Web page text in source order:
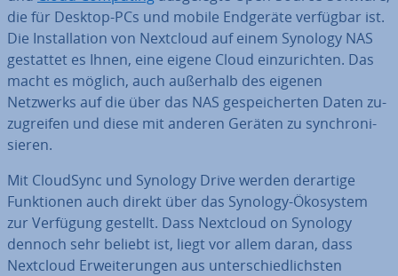
die für Desktop-PCs und mobile Endgeräte verfügbar ist.
Die In­stal­la­ti­on von Nextcloud auf einem Synology NAS
gestattet es Ihnen, eine eigene Cloud ein­zu­rich­ten. Das
macht es möglich, auch außerhalb des eigenen
Netzwerks auf die über das NAS ge­spei­cher­ten Daten zu­
zu­grei­fen und diese mit anderen Geräten zu syn­chro­ni­
sie­ren.
Mit CloudSync und Synology Drive werden derartige
Funk­tio­nen auch direkt über das Synology-Ökosystem
zur Verfügung gestellt. Dass Nextcloud on Synology
dennoch sehr beliebt ist, liegt vor allem daran, dass
Nextcloud Er­wei­te­run­gen aus un­ter­schied­lichs­ten